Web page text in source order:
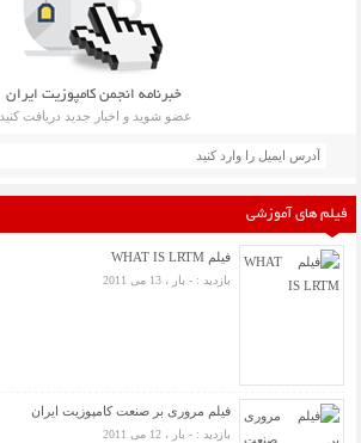
فیلم های آموزشی
فیلم WHAT IS LRTM
بازدید : - بار ، 13 می 2011
فیلم مروری بر صنعت کامپوزیت ایران
بازدید : - بار ، 12 می 2011
خبرنامه انجمن کامپوزیت ایران
عضو شوید و اخبار جدید دریافت کنید.